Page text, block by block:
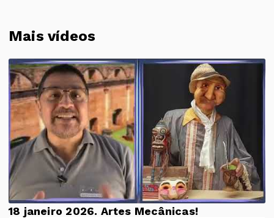
Mais vídeos
18 janeiro 2026. Artes Mecânicas!